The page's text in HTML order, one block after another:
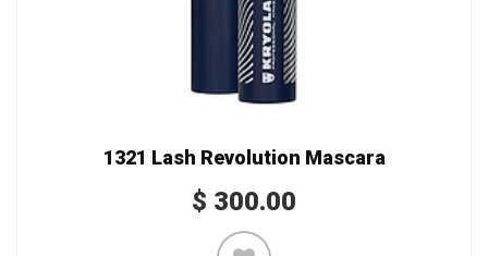
1321 Lash Revolution Mascara
$ 300.00